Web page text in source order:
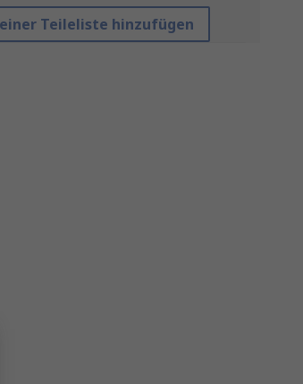
Teileliste hinzufügen